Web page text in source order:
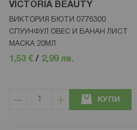
VICTORIA BEAUTY
ВИКТОРИЯ БЮТИ 0776300
СПУУНФУЛ ОВЕС И БАНАН ЛИСТ
МАСКА 20МЛ
1,53 € / 2,99 лв.
КУПИ